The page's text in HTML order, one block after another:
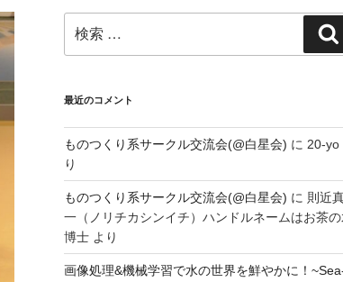
索:
最近のコメント
ものつくり系サークル交流会(@白星会) に 20-yo
り
ものつくり系サークル交流会(@白星会) に 則近
一（ノリチカシンイチ）ハンドルネームはお茶
博士より
画像処理&機械学習で水の世界を鮮やかに！